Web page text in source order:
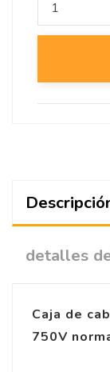
detalles
Caja de
750V